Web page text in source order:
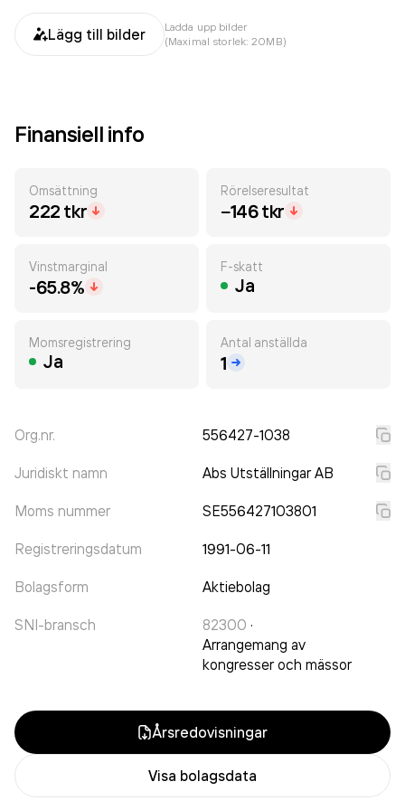
Lägg till bilder
Ladda upp bilder
(Maximal storlek: 20MB)
Finansiell info
Omsättning
222 tkr
Rörelseresultat
−146 tkr
Vinstmarginal
-65.8%
F-skatt
Ja
Momsregistrering
Ja
Antal anställda
1
Org.nr. 556427-1038
Juridiskt namn Abs Utställningar AB
Moms nummer SE556427103801
Registreringsdatum 1991-06-11
Bolagsform Aktiebolag
SNI-bransch 82300 ·
Arrangemang av
kongresser och mässor
Årsredovisningar
Visa bolagsdata